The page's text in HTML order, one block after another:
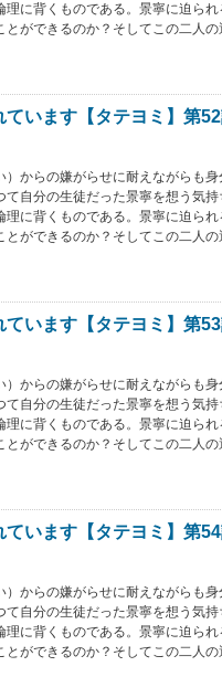
理に背くものである。景寧に迫ら
とができるのか？そしてこの二人
ています【タテヨミ】第
）からの嫌がらせに耐えながらも
て自分の生徒だった景寧を想う気
理に背くものである。景寧に迫ら
とができるのか？そしてこの二人
ています【タテヨミ】第
）からの嫌がらせに耐えながらも
て自分の生徒だった景寧を想う気
理に背くものである。景寧に迫ら
とができるのか？そしてこの二人
ています【タテヨミ】第
）からの嫌がらせに耐えながらも
て自分の生徒だった景寧を想う気
理に背くものである。景寧に迫ら
とができるのか？そしてこの二人